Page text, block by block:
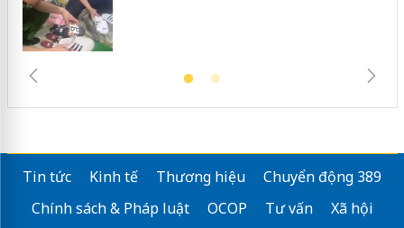
Tin tức Kinh tế Thương hiệu
Chuyển động 389
Chính sách & Pháp luật
OCOP Tư vấn
Xã hội